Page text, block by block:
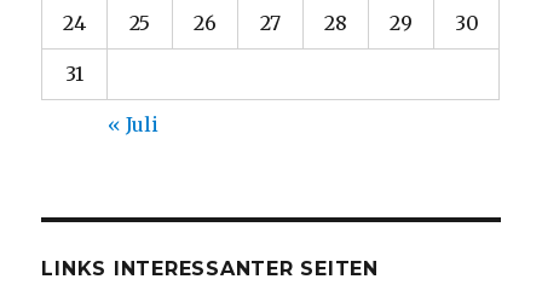
24 25 26 27 28 29 30
31
« Juli
LINKS INTERESSANTER SEITEN